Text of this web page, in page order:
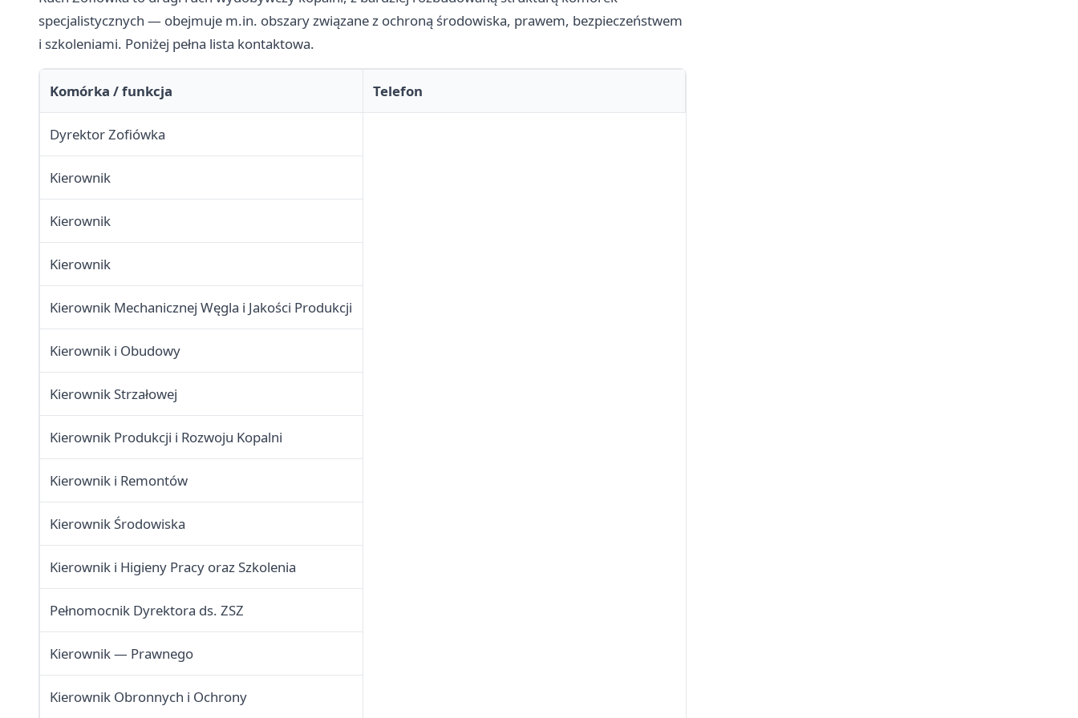
specjalistycznych — obejmuje m.in. obszary związane z ochroną środowiska, prawem, bezpieczeństwem
i szkoleniami. Poniżej pełna lista kontaktowa.
Komórka / funkcja Telefon
Dyrektor Zofiówka
Kierownik
Kierownik
Kierownik
Kierownik Mechanicznej Węgla i Jakości Produkcji
Kierownik i Obudowy
Kierownik Strzałowej
Kierownik Produkcji i Rozwoju Kopalni
Kierownik i Remontów
Kierownik Środowiska
Kierownik i Higieny Pracy oraz Szkolenia
Pełnomocnik Dyrektora ds. ZSZ
Kierownik — Prawnego
Kierownik Obronnych i Ochrony